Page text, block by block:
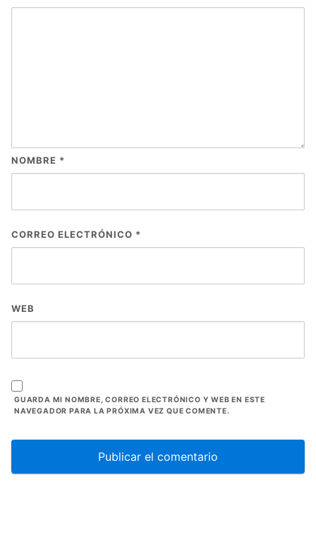
NOMBRE *
CORREO ELECTRÓNICO *
WEB
GUARDA MI NOMBRE, CORREO ELECTRÓNICO Y WEB EN ESTE
NAVEGADOR PARA LA PRÓXIMA VEZ QUE COMENTE.